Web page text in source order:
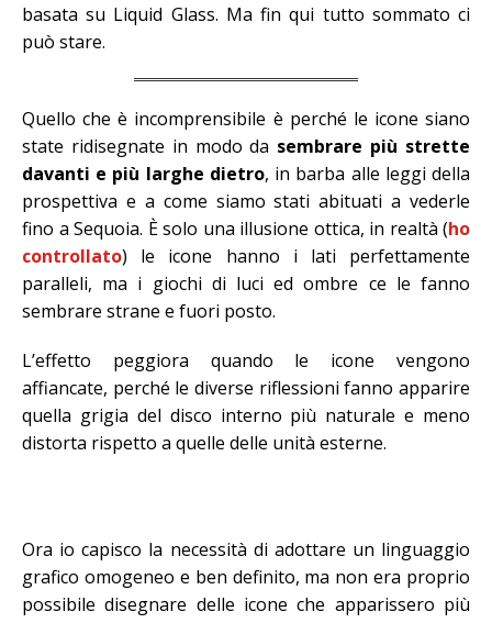
basata su Liquid Glass. Ma fin qui tutto sommato ci
può stare.
Quello che è incomprensibile è perché le icone siano
state ridisegnate in modo da sembrare più strette
davanti e più larghe dietro, in barba alle leggi della
prospettiva e a come siamo stati abituati a vederle
fino a Sequoia. È solo una illusione ottica, in realtà (ho
controllato) le icone hanno i lati perfettamente
paralleli, ma i giochi di luci ed ombre ce le fanno
sembrare strane e fuori posto.
L’effetto peggiora quando le icone vengono
affiancate, perché le diverse riflessioni fanno apparire
quella grigia del disco interno più naturale e meno
distorta rispetto a quelle delle unità esterne.
Ora io capisco la necessità di adottare un linguaggio
grafico omogeneo e ben definito, ma non era proprio
possibile disegnare delle icone che apparissero più